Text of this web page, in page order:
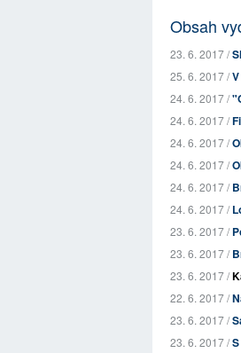
Obsah
23. 6. 2017 /
25. 6. 2017 /
24. 6. 2017 /
24. 6. 2017 /
24. 6. 2017 /
24. 6. 2017 /
24. 6. 2017 /
24. 6. 2017 /
23. 6. 2017 /
23. 6. 2017 /
23. 6. 2017 /
22. 6. 2017 /
23. 6. 2017 /
23. 6. 2017 /